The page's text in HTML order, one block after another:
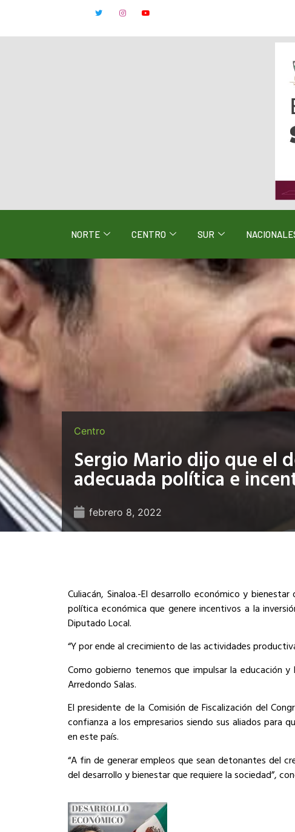
NORTE CENTRO SUR
Centro
Sergio Mario dijo que el
adecuada política e
febrero 8, 2022
Culiacán, Sinaloa.-El desarrollo económico y
política económica que genere incentivos a la
Diputado Local.
“Y por ende al crecimiento de las actividades
Como gobierno tenemos que impulsar la educación
Arredondo Salas.
El presidente de la Comisión de Fiscalización del
confianza a los empresarios siendo sus aliados para
en este país.
“A fin de generar empleos que sean detonantes del
del desarrollo y bienestar que requiere la sociedad”,